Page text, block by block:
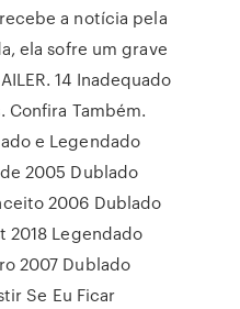
a notícia pela
ela sofre um grave
14 Inadequado
Confira Também.
e Legendado
2005 Dublado
2006 Dublado
2018 Legendado
2007 Dublado
Se Eu Ficar